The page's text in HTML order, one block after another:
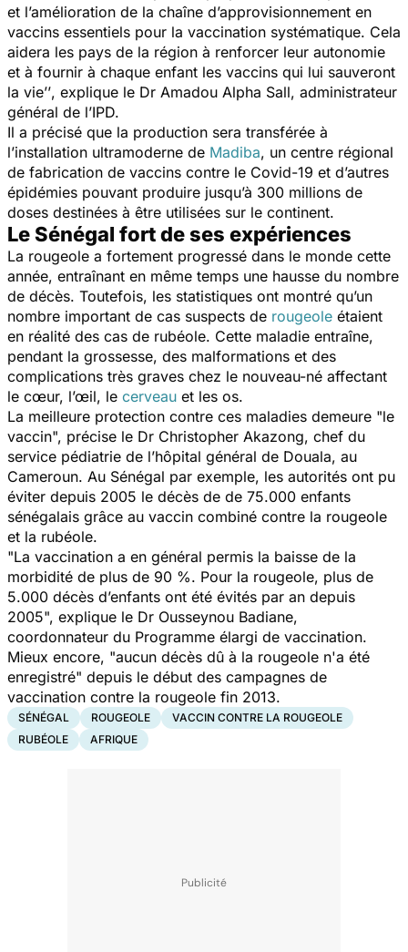
et l’amélioration de la chaîne d’approvisionnement en
vaccins essentiels pour la vaccination systématique. Cela
aidera les pays de la région à renforcer leur autonomie
et à fournir à chaque enfant les vaccins qui lui sauveront
la vie’’, explique le Dr Amadou Alpha Sall, administrateur
général de l’IPD.
Il a précisé que la production sera transférée à
l’installation ultramoderne de Madiba, un centre régional
de fabrication de vaccins contre le Covid-19 et d’autres
épidémies pouvant produire jusqu’à 300 millions de
doses destinées à être utilisées sur le continent.
Le Sénégal fort de ses expériences
La rougeole a fortement progressé dans le monde cette
année, entraînant en même temps une hausse du nombre
de décès. Toutefois, les statistiques ont montré qu’un
nombre important de cas suspects de rougeole étaient
en réalité des cas de rubéole. Cette maladie entraîne,
pendant la grossesse, des malformations et des
complications très graves chez le nouveau-né affectant
le cœur, l’œil, le cerveau et les os.
La meilleure protection contre ces maladies demeure "le
vaccin", précise le Dr Christopher Akazong, chef du
service pédiatrie de l’hôpital général de Douala, au
Cameroun. Au Sénégal par exemple, les autorités ont pu
éviter depuis 2005 le décès de de 75.000 enfants
sénégalais grâce au vaccin combiné contre la rougeole
et la rubéole.
"La vaccination a en général permis la baisse de la
morbidité de plus de 90 %. Pour la rougeole, plus de
5.000 décès d’enfants ont été évités par an depuis
2005", explique le Dr Ousseynou Badiane,
coordonnateur du Programme élargi de vaccination.
Mieux encore, "aucun décès dû à la rougeole n'a été
enregistré" depuis le début des campagnes de
vaccination contre la rougeole fin 2013.
SÉNÉGAL ROUGEOLE
VACCIN CONTRE LA ROUGEOLE
RUBÉOLE
AFRIQUE